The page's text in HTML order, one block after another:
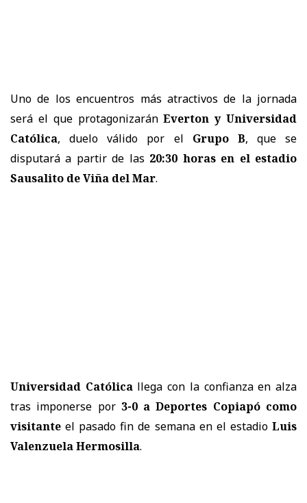
Uno de los encuentros más atractivos de la jornada
será el que protagonizaránEverton y Universidad
Católica, duelo válido por el Grupo B, que se
disputará a partir de las 20:30 horas en el estadio
Sausalito de Viña del Mar.
Universidad Católicallega con la confianza en alza
tras imponerse por 3-0 a Deportes Copiapó como
visitante el pasado fin de semana en el estadio Luis
Valenzuela Hermosilla.